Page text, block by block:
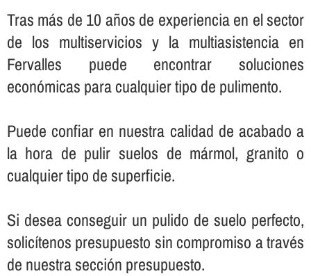
Tras más de 10 años de experiencia en el sector
de los multiservicios y la multiasistencia en
Fervalles puede encontrar soluciones
económicas para cualquier tipo de pulimento.
Puede confiar en nuestra calidad de acabado a
la hora de pulir suelos de mármol, granito o
cualquier tipo de superficie.
Si desea conseguir un pulido de suelo perfecto,
solicí­tenos presupuesto sin compromiso a través
de nuestra sección presupuesto.